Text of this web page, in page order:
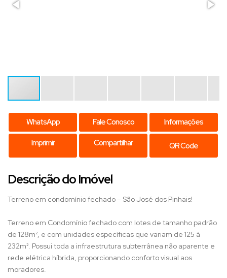
WhatsApp Fale Conosco Informações
Imprimir Compartilhar QR Code
Descrição do Imóvel
Terreno em condomínio fechado – São José dos Pinhais!
Terreno em Condomínio fechado com lotes de tamanho padrão
de 128m², e com unidades específicas que variam de 125 à
232m². Possui toda a infraestrutura subterrânea não aparente e
rede elétrica híbrida, proporcionando conforto visual aos
moradores.